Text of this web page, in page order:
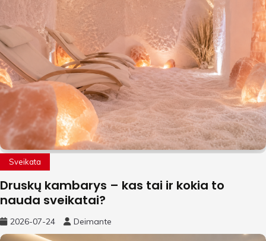
Sveikata
Druskų kambarys – kas tai ir kokia to
nauda sveikatai?
2026-07-24 Deimante